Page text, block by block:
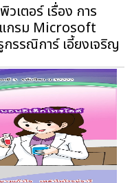
เตอร์ เรื่อง การ
กรม Microsoft
รรณิการ์ เอี้ยงเจริญ